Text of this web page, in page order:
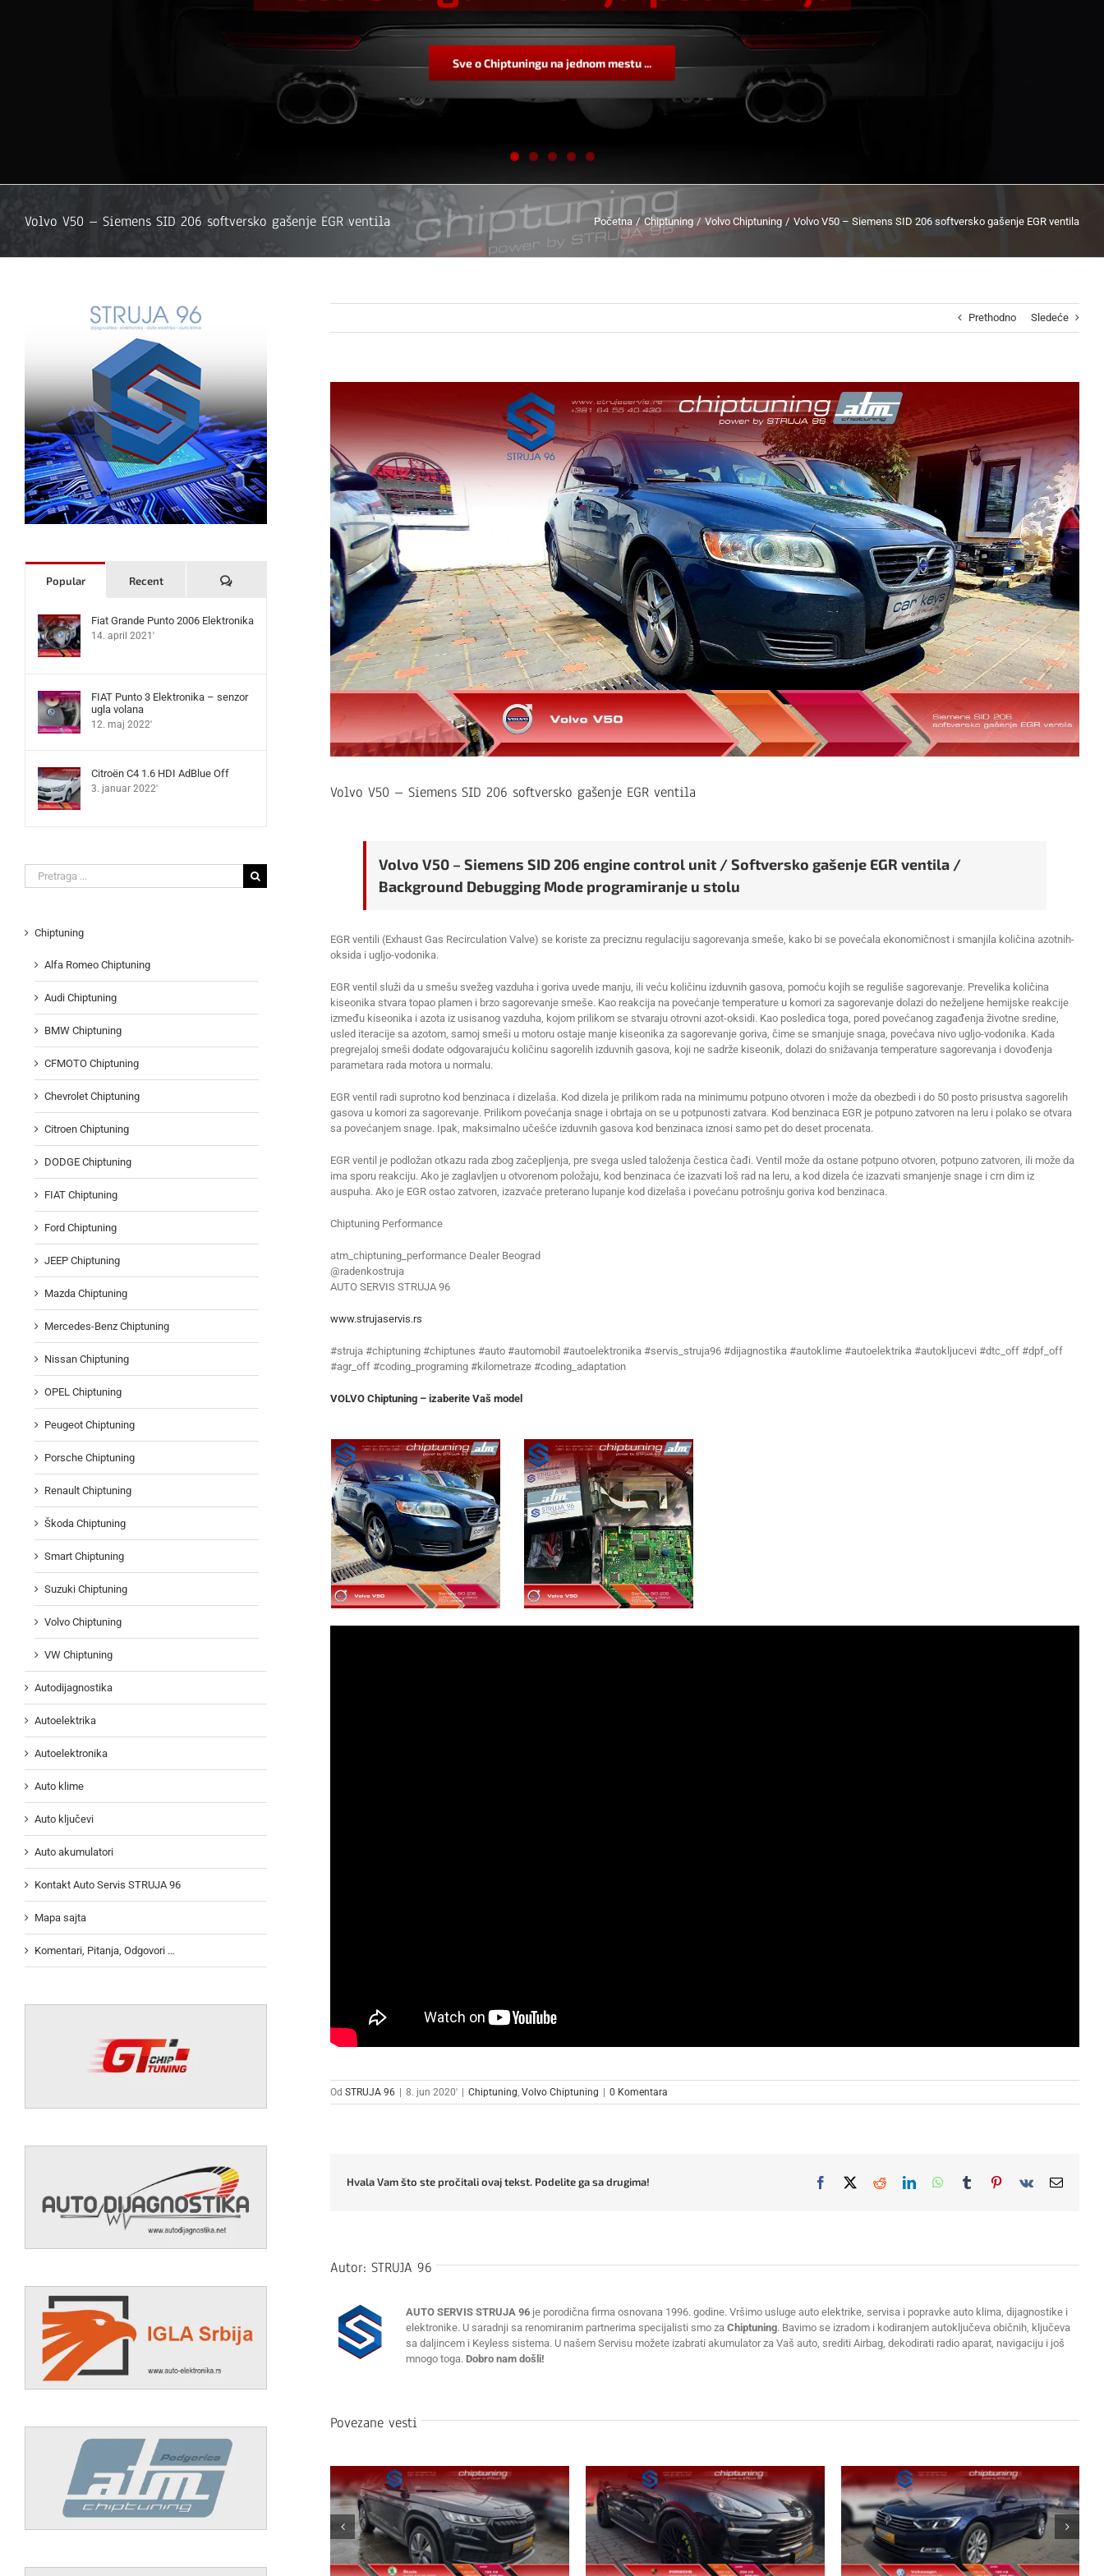
Sve o Chiptuningu na jednom mestu ...
Volvo V50 – Siemens SID 206 softversko gašenje EGR ventila Početna Chiptuning Volvo Chiptuning Volvo V50 – Siemens SID 206 softversko gašenje EGR ventila
Prethodno Sledeće
Volvo V50 – Siemens SID 206 softversko gašenje EGR ventila
Volvo V50 – Siemens SID 206 engine control unit / Softversko gašenje EGR ventila /
Background Debugging Mode programiranje u stolu
EGR ventili (Exhaust Gas Recirculation Valve) se koriste za preciznu regulaciju sagorevanja smeše, kako bi se povećala ekonomičnost i smanjila količina azotnih-
oksida i ugljo-vodonika.
EGR ventil služi da u smešu svežeg vazduha i goriva uvede manju, ili veću količinu izduvnih gasova, pomoću kojih se reguliše sagorevanje. Prevelika količina
kiseonika stvara topao plamen i brzo sagorevanje smeše. Kao reakcija na povećanje temperature u komori za sagorevanje dolazi do neželjene hemijske reakcije
između kiseonika i azota iz usisanog vazduha, kojom prilikom se stvaraju otrovni azot-oksidi. Kao posledica toga, pored povećanog zagađenja životne sredine,
usled iteracije sa azotom, samoj smeši u motoru ostaje manje kiseonika za sagorevanje goriva, čime se smanjuje snaga, povećava nivo ugljo-vodonika. Kada
pregrejaloj smeši dodate odgovarajuću količinu sagorelih izduvnih gasova, koji ne sadrže kiseonik, dolazi do snižavanja temperature sagorevanja i dovođenja
parametara rada motora u normalu.
EGR ventil radi suprotno kod benzinaca i dizelaša. Kod dizela je prilikom rada na minimumu potpuno otvoren i može da obezbedi i do 50 posto prisustva sagorelih
gasova u komori za sagorevanje. Prilikom povećanja snage i obrtaja on se u potpunosti zatvara. Kod benzinaca EGR je potpuno zatvoren na leru i polako se otvara
sa povećanjem snage. Ipak, maksimalno učešće izduvnih gasova kod benzinaca iznosi samo pet do deset procenata.
EGR ventil je podložan otkazu rada zbog začepljenja, pre svega usled taloženja čestica čađi. Ventil može da ostane potpuno otvoren, potpuno zatvoren, ili može da
ima sporu reakciju. Ako je zaglavljen u otvorenom položaju, kod benzinaca će izazvati loš rad na leru, a kod dizela će izazvati smanjenje snage i crn dim iz
auspuha. Ako je EGR ostao zatvoren, izazvaće preterano lupanje kod dizelaša i povećanu potrošnju goriva kod benzinaca.
Chiptuning Performance
atm_chiptuning_performance Dealer Beograd
@radenkostruja
AUTO SERVIS STRUJA 96
www.strujaservis.rs
#struja #chiptuning #chiptunes #auto #automobil #autoelektronika #servis_struja96 #dijagnostika #autoklime #autoelektrika #autokljucevi #dtc_off #dpf_off
#agr_off #coding_programing #kilometraze #coding_adaptation
VOLVO Chiptuning – izaberite Vaš model
OdSTRUJA 96 | 8. jun 2020' | Chiptuning ,Volvo Chiptuning | 0 Komentara
Hvala Vam što ste pročitali ovaj tekst. Podelite ga sa drugima! Facebook RedditLinkedInWhatsApp
Tumblr Pinterest
Vk Email
Autor:STRUJA 96
AUTO SERVIS STRUJA 96 je porodična firma osnovana 1996. godine. Vršimo usluge auto elektrike, servisa i popravke auto klima, dijagnostike i
elektronike. U saradnji sa renomiranim partnerima specijalisti smo zaChiptuning. Bavimo se izradom i kodiranjem autoključeva običnih, ključeva
sa daljincem i Keyless sistema. U našem Servisu možete izabrati akumulator za Vaš auto, srediti Airbag, dekodirati radio aparat, navigaciju i još
mnogo toga.Dobro nam došli!
Povezane vesti
Škoda Kodiaq 2.0 TDI 2023 Chiptuning
Volkswagen Passat 2.0 TDI CR
Chiptuning
Popular Recent Komentari
Fiat Grande Punto 2006 Elektronika
14. april 2021'
FIAT Punto 3 Elektronika – senzor
ugla volana
12. maj 2022'
Citroën C4 1.6 HDI AdBlue Off
3. januar 2022'
Search
for:
Chiptuning
Alfa Romeo Chiptuning
Audi Chiptuning
BMW Chiptuning
CFMOTO Chiptuning
Chevrolet Chiptuning
Citroen Chiptuning
DODGE Chiptuning
FIAT Chiptuning
Ford Chiptuning
JEEP Chiptuning
Mazda Chiptuning
Mercedes-Benz Chiptuning
Nissan Chiptuning
OPEL Chiptuning
Peugeot Chiptuning
Porsche Chiptuning
Renault Chiptuning
Škoda Chiptuning
Smart Chiptuning
Suzuki Chiptuning
Volvo Chiptuning
VW Chiptuning
Autodijagnostika
Autoelektrika
Autoelektronika
Auto klime
Auto ključevi
Auto akumulatori
Kontakt Auto Servis STRUJA 96
Mapa sajta
Komentari, Pitanja, Odgovori …